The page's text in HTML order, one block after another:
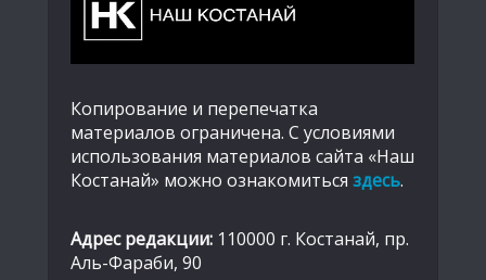
Копирование и перепечатка
материалов ограничена. С условиями
использования материалов сайта «Наш
Костанай» можно ознакомиться здесь.
Адрес редакции: 110000 г. Костанай, пр.
Аль-Фараби, 90